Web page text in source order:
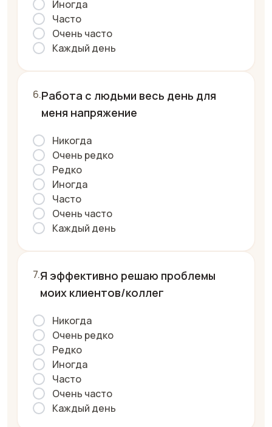
Иногда
Часто
Очень часто
Каждый день
Работа с людьми весь день для
меня напряжение
Никогда
Очень редко
Редко
Иногда
Часто
Очень часто
Каждый день
Я эффективно решаю проблемы
моих клиентов/коллег
Никогда
Очень редко
Редко
Иногда
Часто
Очень часто
Каждый день